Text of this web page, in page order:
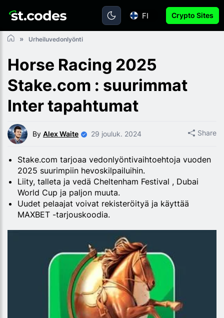
FI Crypto Sites
Urheiluvedonlyönti
Horse Racing 2025
Stake.com : suurimmat
Inter tapahtumat
By Alex Waite 29 jouluk. 2024 Share
Stake.com tarjoaa vedonlyöntivaihtoehtoja vuoden
2025 suurimpiin hevoskilpailuihin.
Liity, talleta ja vedä Cheltenham Festival , Dubai
World Cup ja paljon muuta.
Uudet pelaajat voivat rekisteröityä ja käyttää
MAXBET -tarjouskoodia.